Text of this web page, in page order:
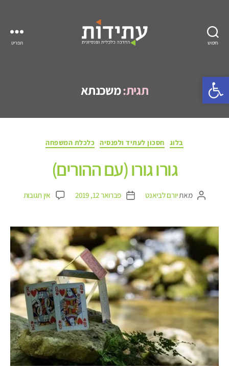
פתח סרגל נגישות
חיפוש תפריט
תגית:משכנתא
קטגוריות בלוג חסכון לעתיד ולפנסיה כלכלת המשפחה
גורו גורו (עם ההורים)
המחבר
מאתיורם לביאנט
תאריךפברואר 12, 2019 אין תגובות
(עם
ההורים)